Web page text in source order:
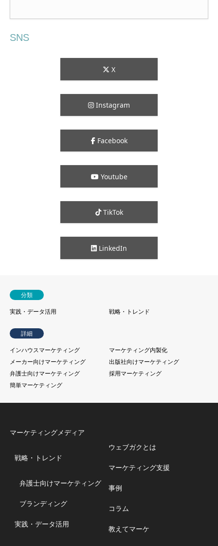
SNS
X
Instagram
Facebook
Youtube
TikTok
LinkedIn
分類
実践・データ活用
戦略・トレンド
詳細
インハウスマーケティング
マーケティング内製化
メーカー向けマーケティング
出版社向けマーケティング
弁護士向けマーケティング
採用マーケティング
簡単マーケティング
マーケティングメディア
戦略・トレンド
弁護士向けマーケティング
ブランディング
実践・データ活用
ウェブガクとは
マーケティング支援
事例
コラム
教えてマーケ